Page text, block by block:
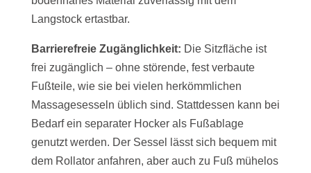
Langstock ertastbar.
Barrierefreie Zugänglichkeit: Die Sitzfläche ist
frei zugänglich – ohne störende, fest verbaute
Fußteile, wie sie bei vielen herkömmlichen
Massagesesseln üblich sind. Stattdessen kann bei
Bedarf ein separater Hocker als Fußablage
genutzt werden. Der Sessel lässt sich bequem mit
dem Rollator anfahren, aber auch zu Fuß mühelos